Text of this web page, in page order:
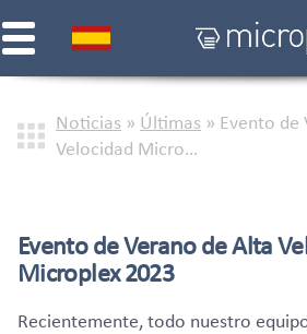
Noticias » Últimas » Evento de
Velocidad Micro…
Evento de Verano de Alta
Microplex 2023
Recientemente, todo nuestro